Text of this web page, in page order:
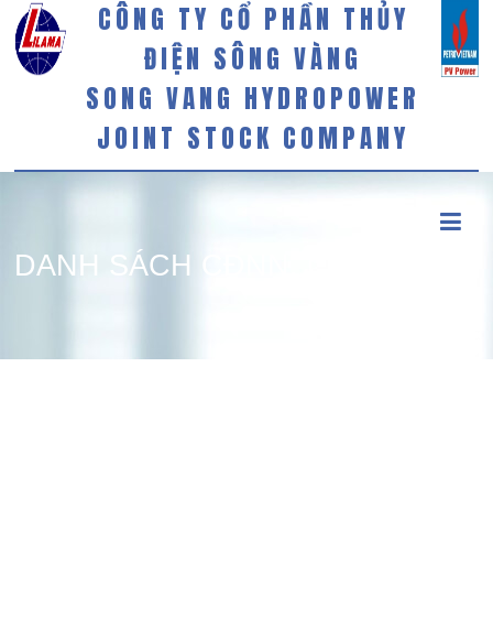
CÔNG TY CỔ PHẦN THỦY
ĐIỆN SÔNG VÀNG
SONG VANG HYDROPOWER
JOINT STOCK COMPANY
DANH SÁCH CĐNN, CĐL TẠI